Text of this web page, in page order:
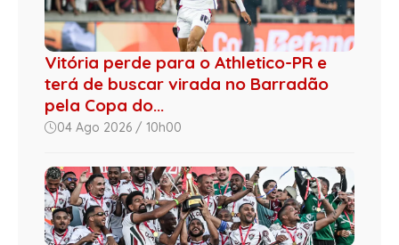
Vitória perde para o Athletico-PR e
terá de buscar virada no Barradão
pela Copa do...
04 Ago 2026 / 10h00